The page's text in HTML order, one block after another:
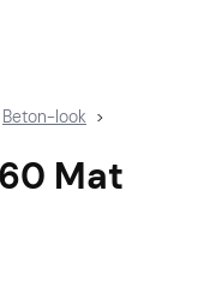
Beton-look >
Mat